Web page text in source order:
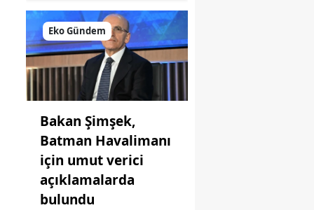
Eko Gündem
Bakan Şimşek,
Batman Havalimanı
için umut verici
açıklamalarda
bulundu